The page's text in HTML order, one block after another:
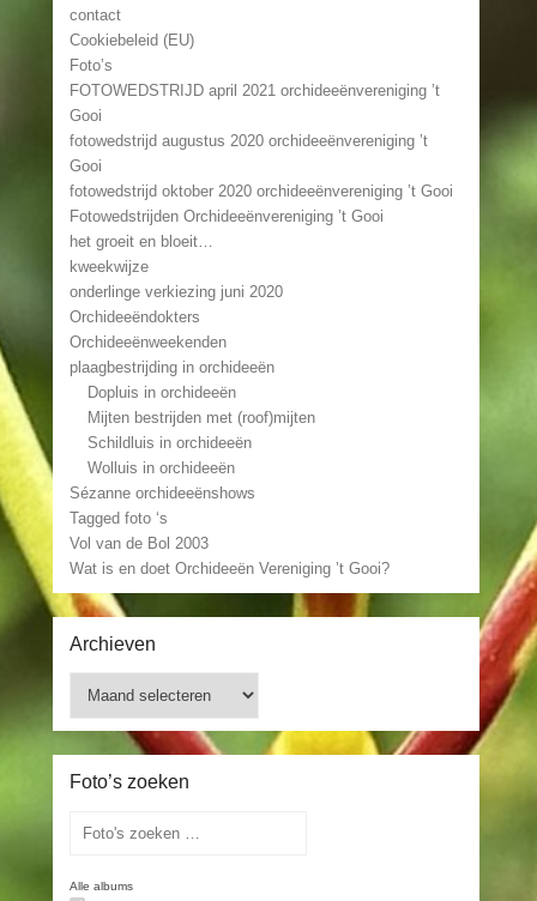
contact
Cookiebeleid (EU)
Foto’s
FOTOWEDSTRIJD april 2021 orchideeënvereniging ’t
Gooi
fotowedstrijd augustus 2020 orchideeënvereniging ’t
Gooi
fotowedstrijd oktober 2020 orchideeënvereniging ’t Gooi
Fotowedstrijden Orchideeënvereniging ’t Gooi
het groeit en bloeit…
kweekwijze
onderlinge verkiezing juni 2020
Orchideeëndokters
Orchideeënweekenden
plaagbestrijding in orchideeën
Dopluis in orchideeën
Mijten bestrijden met (roof)mijten
Schildluis in orchideeën
Wolluis in orchideeën
Sézanne orchideeënshows
Tagged foto ‘s
Vol van de Bol 2003
Wat is en doet Orchideeën Vereniging ’t Gooi?
Archieven
Foto’s zoeken
Alle albums